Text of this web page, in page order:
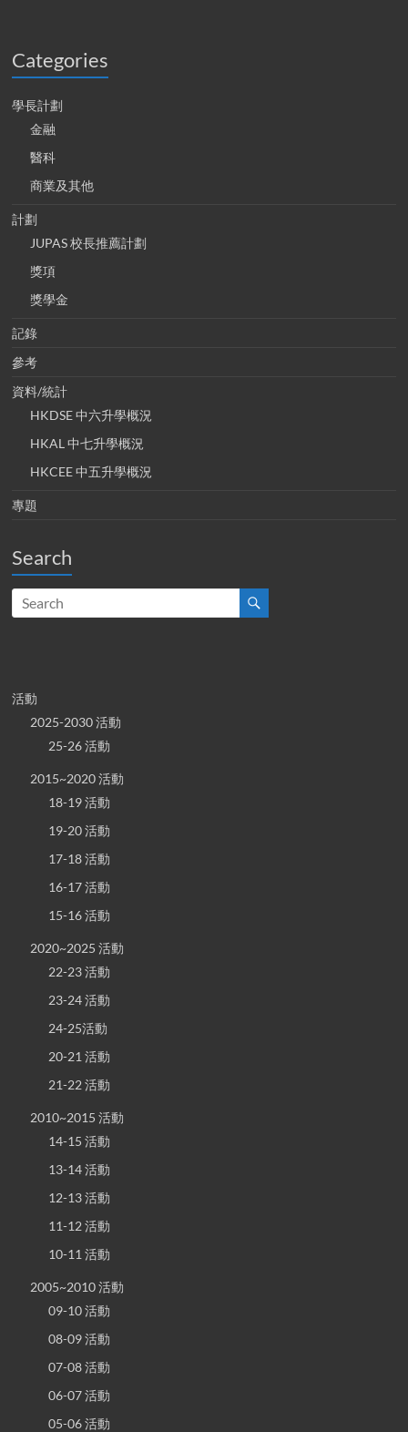
Categories
學長計劃
金融
醫科
商業及其他
計劃
JUPAS 校長推薦計劃
獎項
獎學金
記錄
參考
資料/統計
HKDSE 中六升學概況
HKAL 中七升學概況
HKCEE 中五升學概況
專題
Search
活動
2025-2030 活動
25-26 活動
2015~2020 活動
18-19 活動
19-20 活動
17-18 活動
16-17 活動
15-16 活動
2020~2025 活動
22-23 活動
23-24 活動
24-25活動
20-21 活動
21-22 活動
2010~2015 活動
14-15 活動
13-14 活動
12-13 活動
11-12 活動
10-11 活動
2005~2010 活動
09-10 活動
08-09 活動
07-08 活動
06-07 活動
05-06 活動